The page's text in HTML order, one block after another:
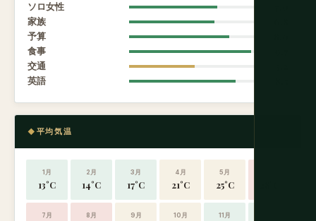
ソロ女性
家族
予算
食事
交通
英語
平均気温
1月
13°C
2月
14°C
3月
17°C
4月
21°C
5月
25°C
7月 8月 9月 10月 11月